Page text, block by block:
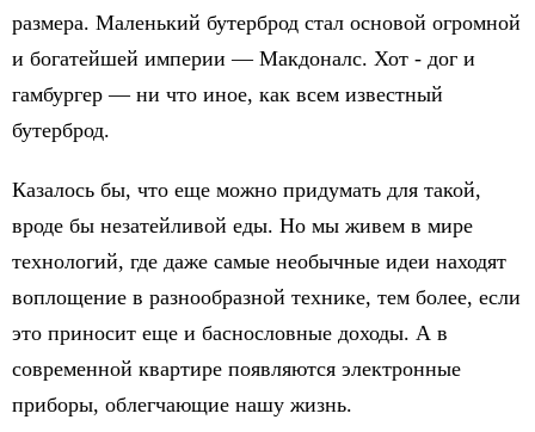
размера. Маленький бутерброд стал основой огромной
и богатейшей империи — Макдоналс. Хот - дог и
гамбургер — ни что иное, как всем известный
бутерброд.
Казалось бы, что еще можно придумать для такой,
вроде бы незатейливой еды. Но мы живем в мире
технологий, где даже самые необычные идеи находят
воплощение в разнообразной технике, тем более, если
это приносит еще и баснословные доходы. А в
современной квартире появляются электронные
приборы, облегчающие нашу жизнь.